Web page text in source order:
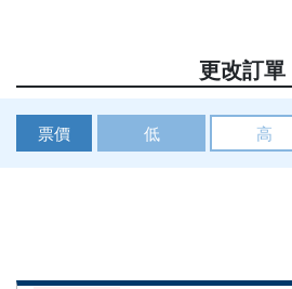
更改訂單
票價 低 高